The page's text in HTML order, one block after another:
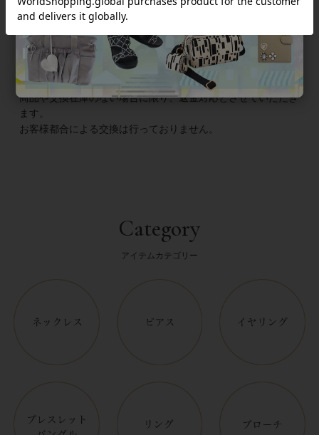
万が一、お送りした商品が不良品であった場合は良品交換いた
します。着払いにて上記住所までお送りください。修理不可の
商品や交換在庫のない場合に限り、返金対応とさせていただき
ます。
お客様都合による交換は行っておりません。
Category
アイテムカテゴリー